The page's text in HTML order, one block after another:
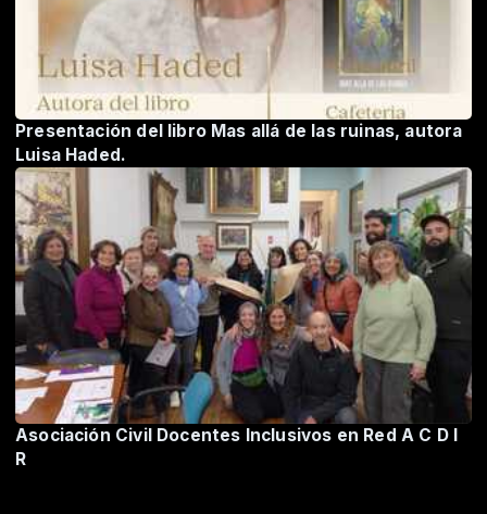
Presentación del libro Mas allá de las ruinas, autora
Luisa Haded.
Asociación Civil Docentes Inclusivos en Red A C D I
R